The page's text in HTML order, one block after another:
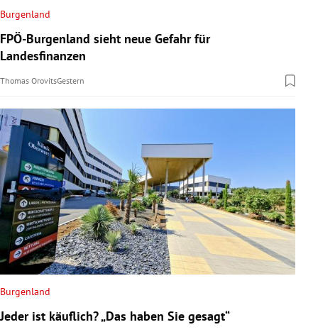
Burgenland
FPÖ-Burgenland sieht neue Gefahr für
Landesfinanzen
Thomas OrovitsGestern
Burgenland
Jeder ist käuflich? „Das haben Sie gesagt“